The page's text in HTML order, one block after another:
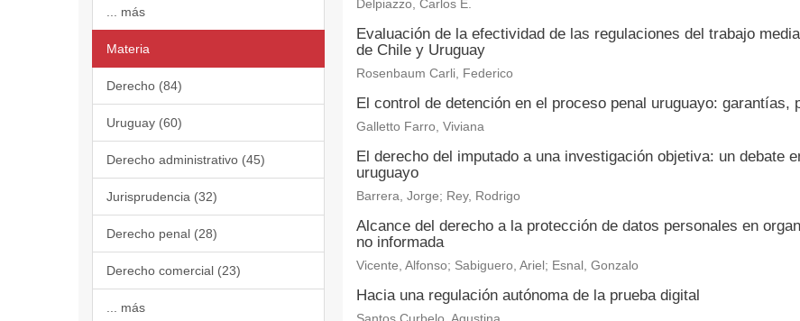
... más
Materia
Derecho (84)
Uruguay (60)
Derecho administrativo (45)
Jurisprudencia (32)
Derecho penal (28)
Derecho comercial (23)
... más
Delpiazzo, Carlos E.
Evaluación de la efectividad de las regulaciones del trabajo
de Chile y Uruguay
Rosenbaum Carli, Federico
El control de detención en el proceso penal uruguayo: garantías,
Galletto Farro, Viviana
El derecho del imputado a una investigación objetiva: un debate
uruguayo
Barrera, Jorge; Rey, Rodrigo
Alcance del derecho a la protección de datos personales en
no informada
Vicente, Alfonso; Sabiguero, Ariel; Esnal, Gonzalo
Hacia una regulación autónoma de la prueba digital